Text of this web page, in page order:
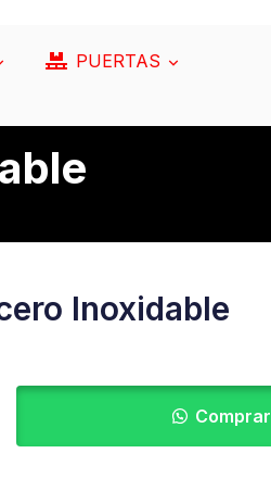
PUERTAS
Inoxidable
Comprar